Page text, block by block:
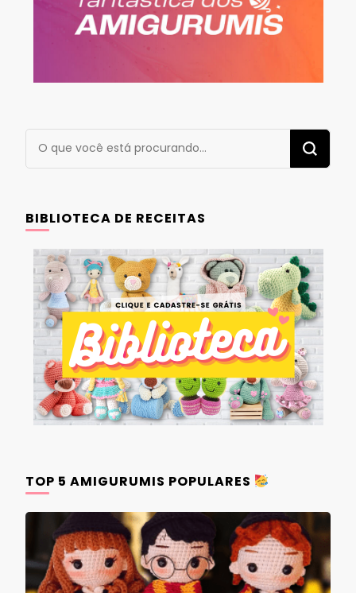
Procurando
algo?
BIBLIOTECA DE RECEITAS
TOP 5 AMIGURUMIS POPULARES